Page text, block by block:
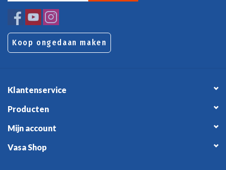
Koop ongedaan maken
Klantenservice
Producten
Mijn account
Vasa Shop